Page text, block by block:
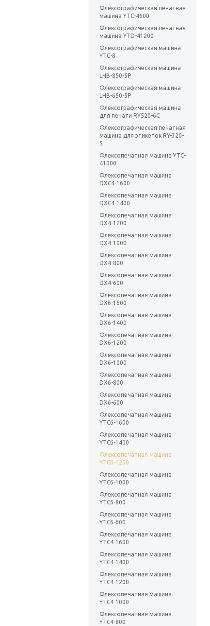
Флексографическая печатная
машина YTC-4600
Флексографическая печатная
машина YTD-41200
Флексографическая машина
YTC-8
Флексографическая машина
LHB-850-5P
Флексографическая машина
LHB-650-5P
Флексографическая машина
для печати RY520-6C
Флексографическая печатная
машина для этикеток RY-320-
5
Флексопечатная машина YTC-
41000
Флексопечатная машина
DXC4-1600
Флексопечатная машина
DXC4-1400
Флексопечатная машина
DX4-1200
Флексопечатная машина
DX4-1000
Флексопечатная машина
DX4-800
Флексопечатная машина
DX4-600
Флексопечатная машина
DX6-1600
Флексопечатная машина
DX6-1400
Флексопечатная машина
DX6-1200
Флексопечатная машина
DX6-1000
Флексопечатная машина
DX6-800
Флексопечатная машина
DX6-600
Флексопечатная машина
YTC6-1600
Флексопечатная машина
YTC6-1400
Флексопечатная машина
YTC6-1200
Флексопечатная машина
YTC6-1000
Флексопечатная машина
YTC6-800
Флексопечатная машина
YTC6-600
Флексопечатная машина
YTC4-1600
Флексопечатная машина
YTC4-1400
Флексопечатная машина
YTC4-1200
Флексопечатная машина
YTC4-1000
Флексопечатная машина
YTC4-800